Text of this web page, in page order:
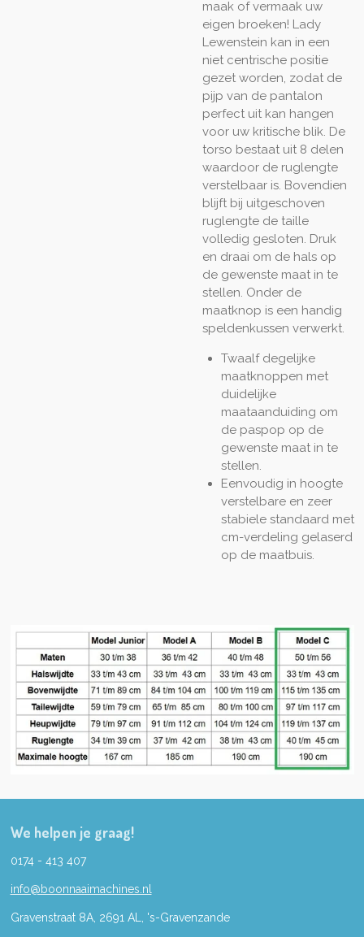
maak of vermaak uw
eigen broeken! Lady
Lewenstein kan in een
niet centrische positie
gezet worden, zodat de
pijp van de pantalon
perfect uit kan hangen
voor uw kritische blik. De
torso bestaat uit 8 delen
waardoor de ruglengte
verstelbaar is. Bovendien
blijft bij uitgeschoven
ruglengte de taille
volledig gesloten. Druk
en draai om de hals op
de gewenste maat in te
stellen. Onder de
maatknop is een handig
speldenkussen verwerkt.
Twaalf degelijke
maatknoppen met
duidelijke
maataanduiding om
de paspop op de
gewenste maat in te
stellen.
Eenvoudig in hoogte
verstelbare en zeer
stabiele standaard met
cm-verdeling gelaserd
op de maatbuis.
We helpen je graag!
0174 - 413 407
info@boonnaaimachines.nl
Gravenstraat 8A, 2691 AL, 's-Gravenzande